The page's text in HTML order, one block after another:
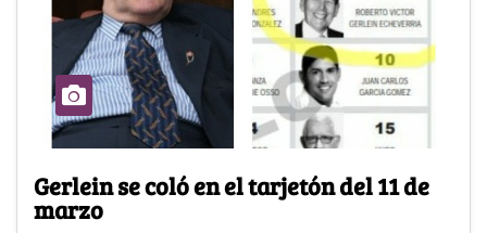
Gerlein se coló en el tarjetón del 11 de
marzo